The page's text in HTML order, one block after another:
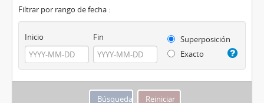
Filtrar por rango de fecha :
Inicio Fin
Superposición
Exacto